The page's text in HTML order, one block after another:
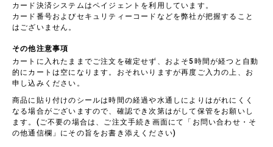
カード決済システムはペイジェントを利用しています。
カード番号およびセキュリティーコードなどを弊社が把握すること
はございません。
その他注意事項
カートに入れたままでご注文を確定せず、およそ5時間が経つと自動
的にカートは空になります。おそれいりますが再度ご入力の上、お
申し込みください。
商品に貼り付けのシールは時間の経過や水通しによりはがれにくく
なる場合がございますので、確認でき次第はがして保管をお願いし
ます。(ご不要の場合は、ご注文手続き画面にて「お問い合わせ・そ
の他通信欄」にその旨をお書き添えください)